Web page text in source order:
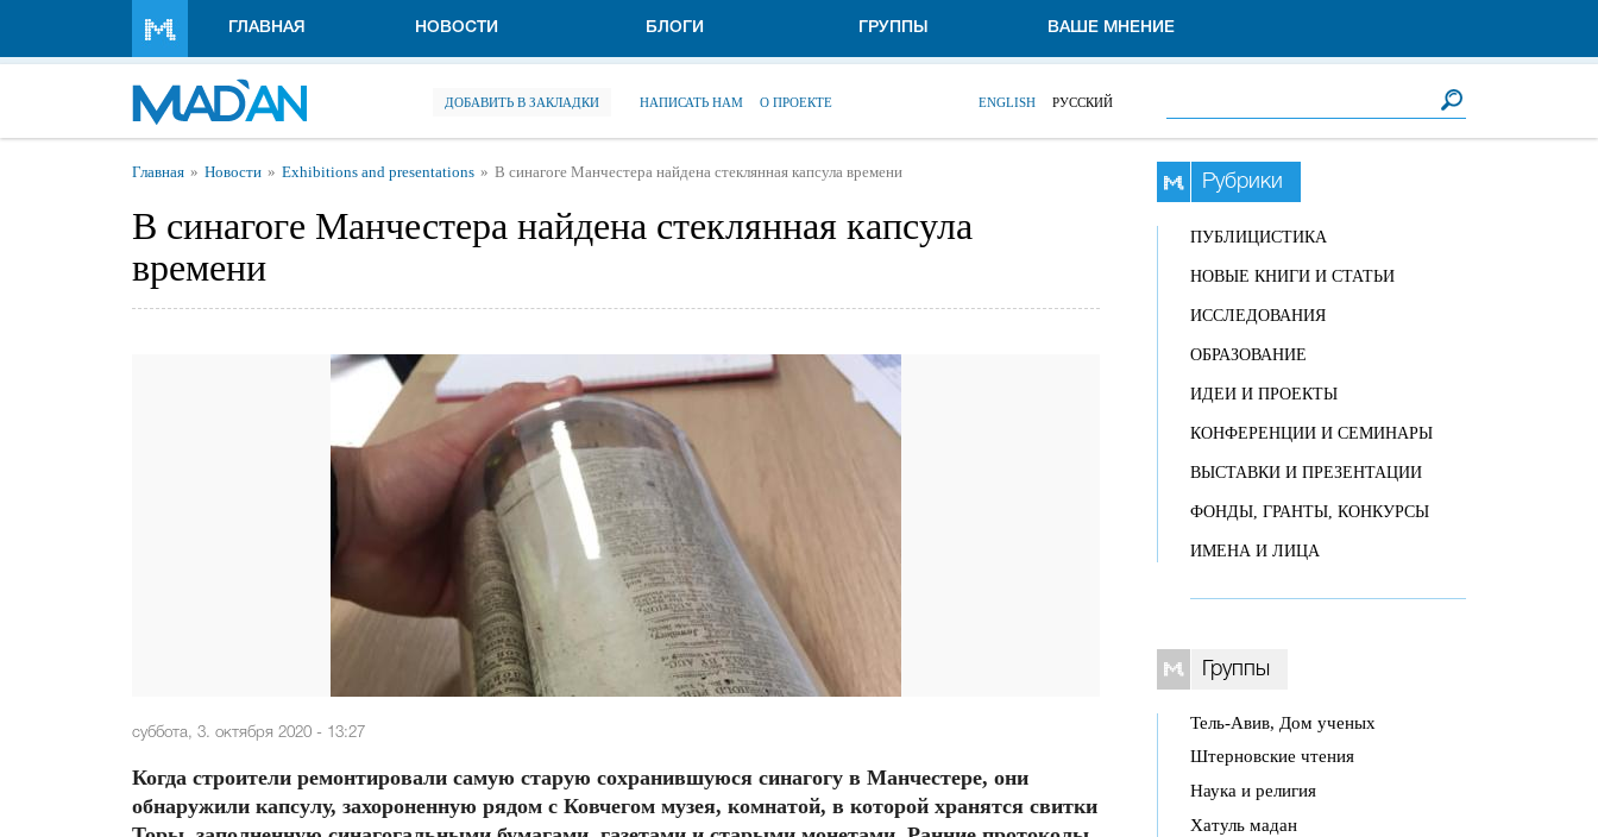
ГЛАВНАЯ НОВОСТИ БЛОГИ ГРУППЫ ВАШЕ МНЕНИЕ
ДОБАВИТЬ В ЗАКЛАДКИ НАПИСАТЬ НАМ О ПРОЕКТЕ ENGLISH РУССКИЙ
Вы здесь
Главная Новости Exhibitions and presentations В синагоге Манчестера найдена стеклянная капсула времени
В синагоге Манчестера найдена стеклянная капсула
времени
суббота, 3. октября 2020 - 13:27
Когда строители ремонтировали самую старую сохранившуюся синагогу в Манчестере, они
обнаружили капсулу, захороненную рядом с Ковчегом музея, комнатой, в которой хранятся свитки
Рубрики
ПУБЛИЦИСТИКА
НОВЫЕ КНИГИ И СТАТЬИ
ИССЛЕДОВАНИЯ
ОБРАЗОВАНИЕ
ИДЕИ И ПРОЕКТЫ
КОНФЕРЕНЦИИ И СЕМИНАРЫ
ВЫСТАВКИ И ПРЕЗЕНТАЦИИ
ФОНДЫ, ГРАНТЫ, КОНКУРСЫ
ИМЕНА И ЛИЦА
Группы
Тель-Авив, Дом ученых
Штерновские чтения
Наука и религия
Хатуль мадан